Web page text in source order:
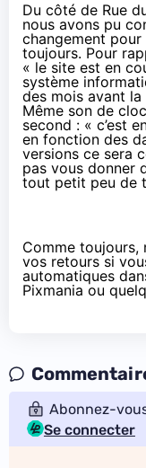
Du côté de Rue
nous avons pu
changement
toujours. Pour
« le site est en
système
des mois avant
Même son de
second : « c’est
en fonction des
versions ce sera
pas vous donner
tout petit peu de
Comme
vos retours si
automatiques
Pixmania ou
Abonnez-
Se connecter